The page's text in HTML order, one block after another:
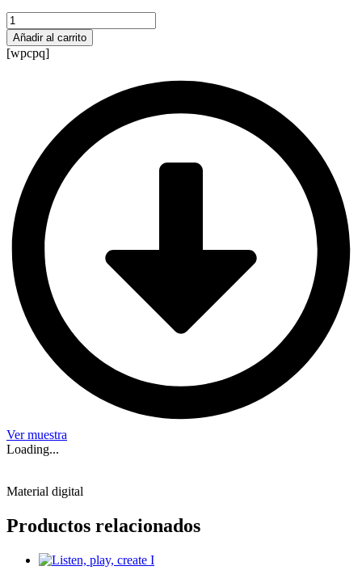
Ofimática
Acces
cantidad
Añadir al carrito
[wpcpq]
Ver muestra
Loading...
Material digital
Productos relacionados